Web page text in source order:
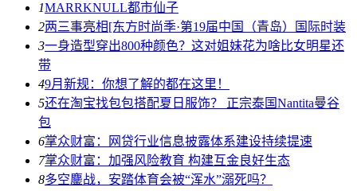
1MARRKNULL都市仙子
2两三事亮相[东方时尚季·第19届中国（青岛）国际时装
3一身造型穿出800种颜色？这对姐妹花为啥比女明星还
带
49月新规：你想了解的都在这里！
5还在淘宝找包包搭配夏日服饰？ 正宗泰国Nantita曼谷
包
6掌众财富：网贷行业信息披露体系建设持续提速
7掌众财富：加强风险教育 构建互金良好生态
8多空鏖战，安踏体育会被“浑水”溺死吗？